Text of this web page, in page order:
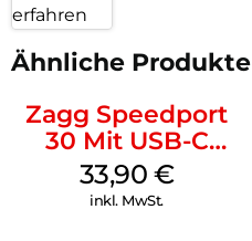
erfahren
Ähnliche Produkte
Zagg Speedport
30 Mit USB-C
Kabel Weiß
33,90 €
inkl. MwSt.